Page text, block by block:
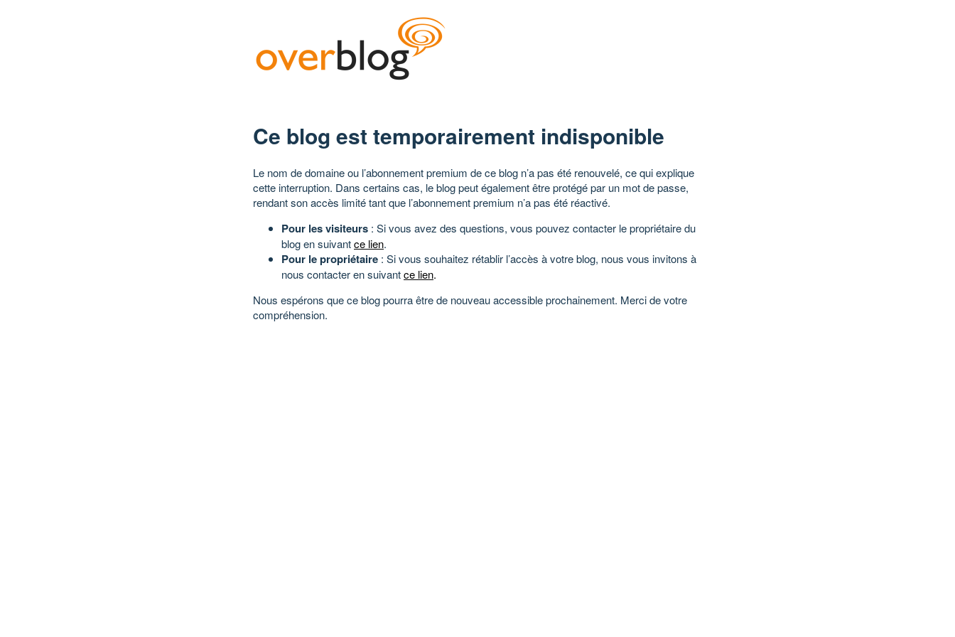
Ce blog est temporairement indisponible
Le nom de domaine ou l’abonnement premium de ce blog n’a pas été renouvelé, ce qui explique
cette interruption. Dans certains cas, le blog peut également être protégé par un mot de passe,
rendant son accès limité tant que l’abonnement premium n’a pas été réactivé.
Pour les visiteurs : Si vous avez des questions, vous pouvez contacter le propriétaire du
blog en suivantce lien.
Pour le propriétaire : Si vous souhaitez rétablir l’accès à votre blog, nous vous invitons à
nous contacter en suivantce lien.
Nous espérons que ce blog pourra être de nouveau accessible prochainement. Merci de votre
compréhension.